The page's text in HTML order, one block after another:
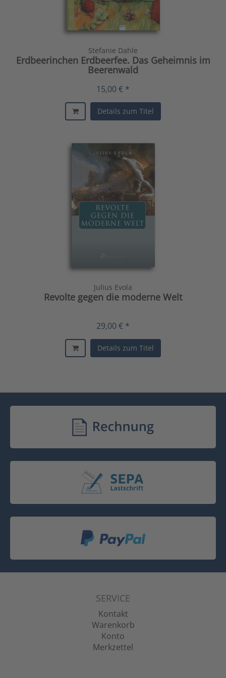
Stefanie Dahle
Erdbeerinchen Erdbeerfee. Das Geheimnis im
Beerenwald
15,00 € *
Details zum Titel
Julius Evola
Revolte gegen die moderne Welt
29,00 € *
Details zum Titel
SERVICE
Kontakt
Warenkorb
Konto
Merkzettel